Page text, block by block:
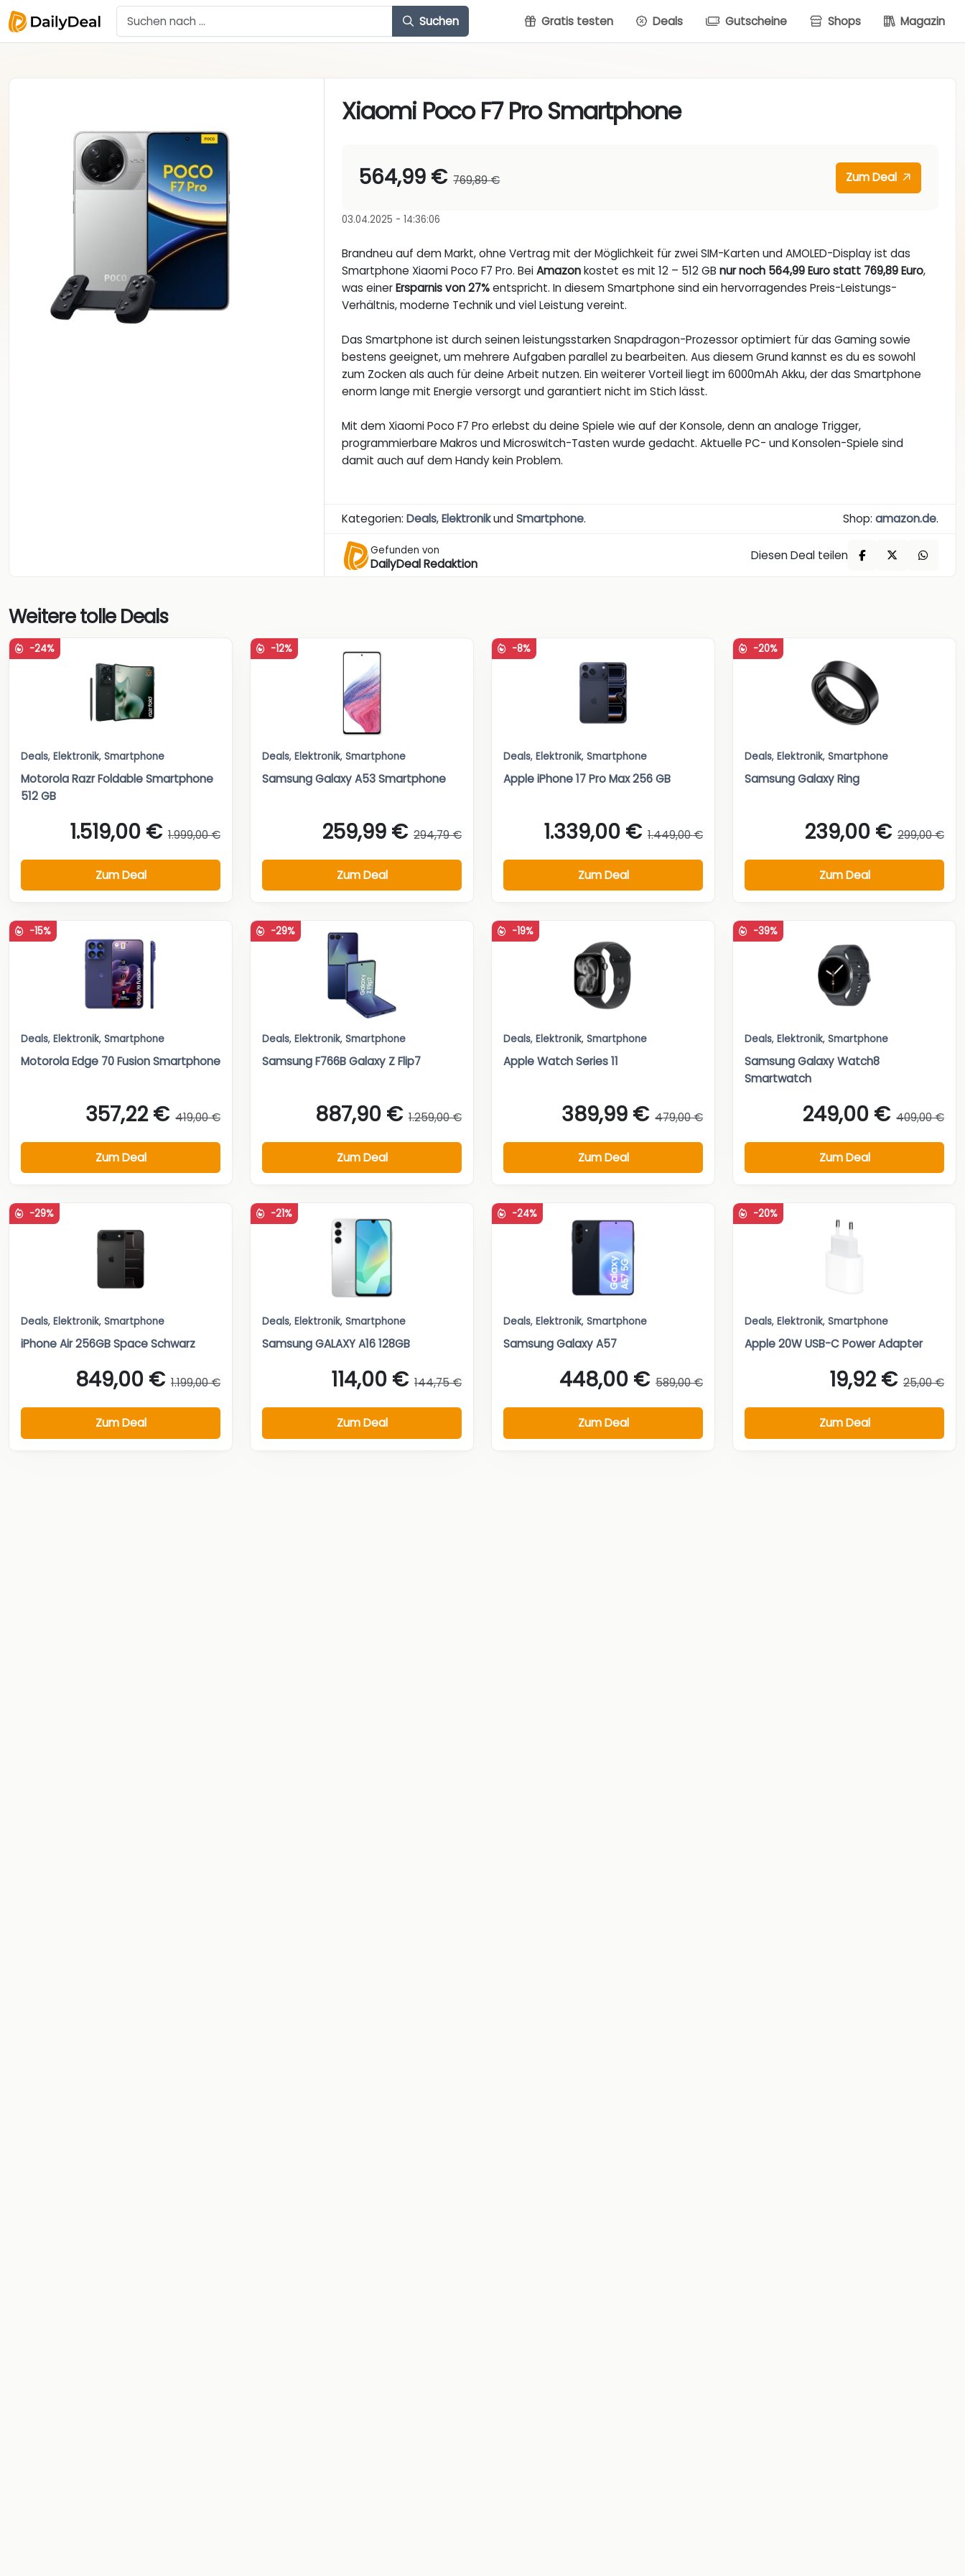
Suchen Gratis testen Deals Gutscheine Shops Magazin
Xiaomi Poco F7 Pro Smartphone
564,99 € 769,89 € Zum Deal
03.04.2025 - 14:36:06
Brandneu auf dem Markt, ohne Vertrag mit der Möglichkeit für zwei SIM-Karten und AMOLED-Display ist das
Smartphone Xiaomi Poco F7 Pro. BeiAmazonkostet es mit 12 – 512 GBnur noch 564,99 Euro statt 769,89 Euro,
was einerErsparnis von 27%entspricht. In diesem Smartphone sind ein hervorragendes Preis-Leistungs-
Verhältnis, moderne Technik und viel Leistung vereint.
Das Smartphone ist durch seinen leistungsstarken Snapdragon-Prozessor optimiert für das Gaming sowie
bestens geeignet, um mehrere Aufgaben parallel zu bearbeiten. Aus diesem Grund kannst es du es sowohl
zum Zocken als auch für deine Arbeit nutzen. Ein weiterer Vorteil liegt im 6000mAh Akku, der das Smartphone
enorm lange mit Energie versorgt und garantiert nicht im Stich lässt.
Mit dem Xiaomi Poco F7 Pro erlebst du deine Spiele wie auf der Konsole, denn an analoge Trigger,
programmierbare Makros und Microswitch-Tasten wurde gedacht. Aktuelle PC- und Konsolen-Spiele sind
damit auch auf dem Handy kein Problem.
Kategorien:Deals,ElektronikundSmartphone. Shop: amazon.de.
Gefunden von
DailyDeal Redaktion
Diesen Deal teilen
Weitere tolle Deals
-24%
Deals, Elektronik, Smartphone
Motorola Razr Foldable Smartphone
512 GB
1.519,00 € 1.999,00 €
Zum Deal
-12%
Deals, Elektronik, Smartphone
Samsung Galaxy A53 Smartphone
259,99 € 294,79 €
Zum Deal
-8%
Deals, Elektronik, Smartphone
Apple iPhone 17 Pro Max 256 GB
1.339,00 € 1.449,00 €
Zum Deal
-20%
Deals, Elektronik, Smartphone
Samsung Galaxy Ring
239,00 € 299,00 €
Zum Deal
-15%
Deals, Elektronik, Smartphone
Motorola Edge 70 Fusion Smartphone
357,22 € 419,00 €
Zum Deal
-29%
Deals, Elektronik, Smartphone
Samsung F766B Galaxy Z Flip7
887,90 € 1.259,00 €
Zum Deal
-19%
Deals, Elektronik, Smartphone
Apple Watch Series 11
389,99 € 479,00 €
Zum Deal
-39%
Deals, Elektronik, Smartphone
Samsung Galaxy Watch8
Smartwatch
249,00 € 409,00 €
Zum Deal
-29%
Deals, Elektronik, Smartphone
iPhone Air 256GB Space Schwarz
849,00 € 1.199,00 €
Zum Deal
-21%
Deals, Elektronik, Smartphone
Samsung GALAXY A16 128GB
114,00 € 144,75 €
Zum Deal
-24%
Deals, Elektronik, Smartphone
Samsung Galaxy A57
448,00 € 589,00 €
Zum Deal
-20%
Deals, Elektronik, Smartphone
Apple 20W USB-C Power Adapter
19,92 € 25,00 €
Zum Deal